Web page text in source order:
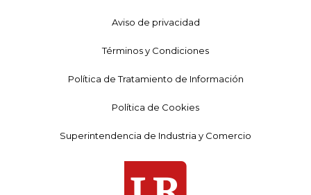
Aviso de privacidad
Términos y Condiciones
Política de Tratamiento de Información
Política de Cookies
Superintendencia de Industria y Comercio